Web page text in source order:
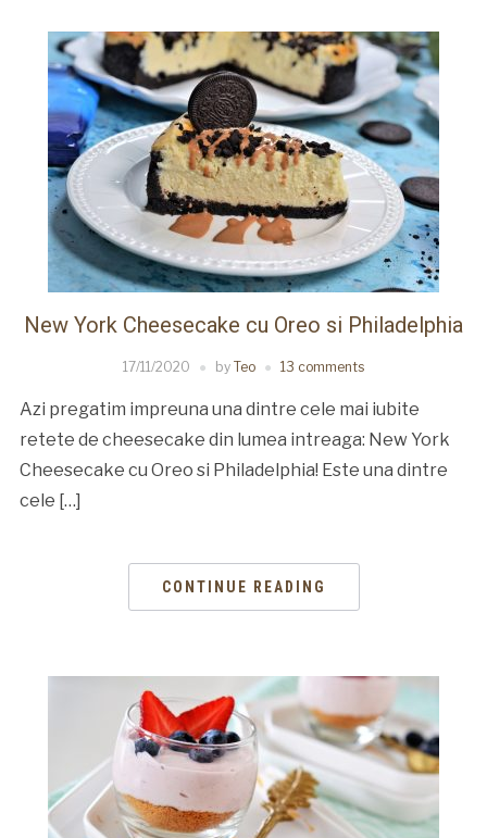
New York Cheesecake cu Oreo si Philadelphia
17/11/2020 by Teo 13 comments
Azi pregatim impreuna una dintre cele mai iubite
retete de cheesecake din lumea intreaga: New York
Cheesecake cu Oreo si Philadelphia! Este una dintre
cele […]
CONTINUE READING